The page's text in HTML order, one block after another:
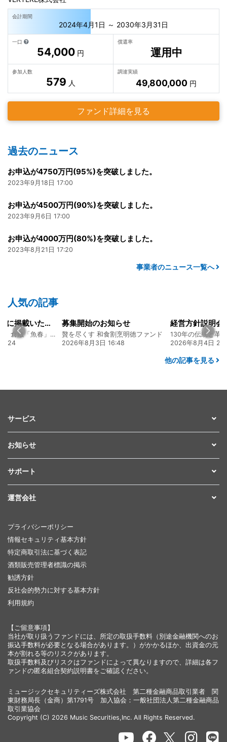
会計期間
2024年4月1日 ～ 2030年3月31日
一口
54,000 円
償還率
運用中
参加人数
579 人
調達実績
49,800,000 円
ファンド詳細を見る
過去のニュース
お申込が4750万円(95%)を突破しました。
2023年9月18日 17:00
お申込が4500万円(90%)を突破しました。
2023年9月6日 17:00
お申込が4000万円(80%)を突破しました。
2023年8月21日 17:20
事業者のニュース一覧へ
人気の記事
山陽新聞の一面に掲載いただきました！
創業128年の魚屋 倉敷「魚春」ファンド
募集開始のお知らせ
贅を尽くす 和食割烹明徳ファンド
2026年8月3日 16:48
2026年8月4日
他の記事を見る
サービス
お知らせ
サポート
運営会社
プライバシーポリシー
情報セキュリティ基本方針
特定商取引法に基づく表記
酒類販売管理者標識の掲示
勧誘方針
反社会的勢力に対する基本方針
利用規約
【ご留意事項】
当社が取り扱うファンドには、所定の取扱手数料（別途金融機関へのお
振込手数料が必要となる場合があります。）がかかるほか、出資金の元
本が割れる等のリスクがあります。
取扱手数料及びリスクはファンドによって異なりますので、詳細は各フ
ァンドの匿名組合契約説明書をご確認ください。
ミュージックセキュリティーズ株式会社 第二種金融商品取引業者 関
東財務局長（金商）第1791号 加入協会：一般社団法人第二種金融商品
取引業協会
Copyright (C) 2026 Music Securities,Inc. All Rights Reserved.